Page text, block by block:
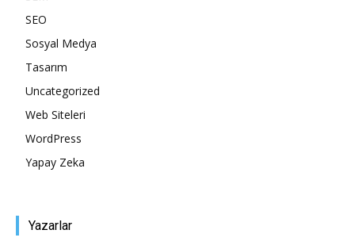
SEO
Sosyal Medya
Tasarım
Uncategorized
Web Siteleri
WordPress
Yapay Zeka
Yazarlar